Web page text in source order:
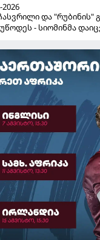
2026
და "რუბინის"
- სიომინმა